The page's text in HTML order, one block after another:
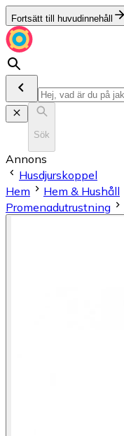
Fortsätt till huvudinnehåll
Sök
Annons
Husdjurskoppel
Hem
Hem & Hushåll
Promenadutrustning